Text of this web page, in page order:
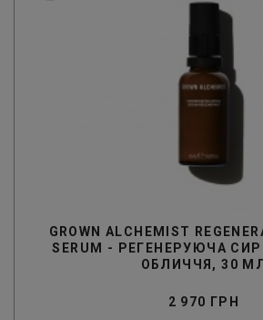
GROWN ALCHEMIST
SERUM - РЕГЕНЕРУЮЧА
ОБЛИЧЧЯ, 30 МЛ
2 970 ГРН